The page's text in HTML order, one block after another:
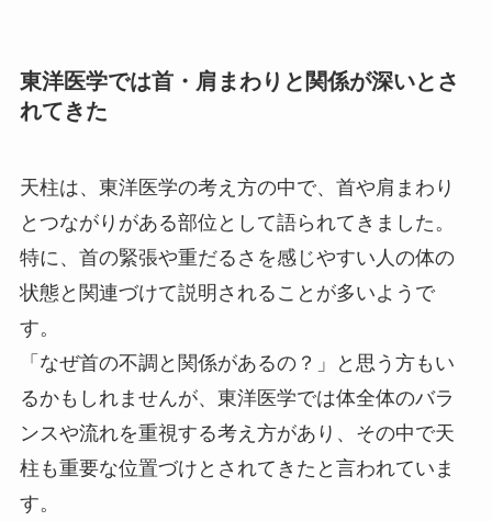
東洋医学では首・肩まわりと関係が深いとさ
れてきた
天柱は、東洋医学の考え方の中で、首や肩まわり
とつながりがある部位として語られてきました。
特に、首の緊張や重だるさを感じやすい人の体の
状態と関連づけて説明されることが多いようで
す。
「なぜ首の不調と関係があるの？」と思う方もい
るかもしれませんが、東洋医学では体全体のバラ
ンスや流れを重視する考え方があり、その中で天
柱も重要な位置づけとされてきたと言われていま
す。